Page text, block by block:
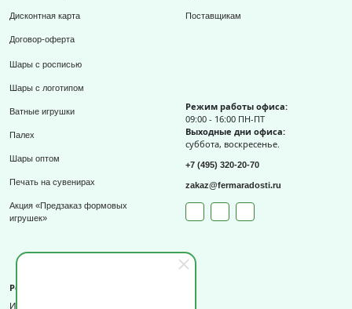
Дисконтная карта
Договор-оферта
Поставщикам
Шары с росписью
Шары с логотипом
Ватные игрушки
Палех
Шары оптом
Печать на сувенирах
Акция «Предзаказ формовых
игрушек»
Режим работы офиса:
09:00 - 16:00 ПН-ПТ
Выходные дни офиса:
суббота, воскресенье.
+7 (495) 320-20-70
zakaz@fermaradosti.ru
Реквизиты
ИП Слизов Е.П.